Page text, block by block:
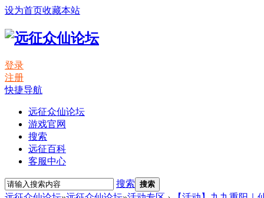
设为首页收藏本站
登录
注册
快捷导航
远征众仙论坛
游戏官网
搜索
远征百科
客服中心
搜索 搜索